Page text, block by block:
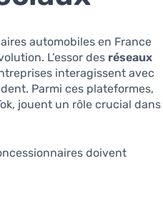
automobiles en France
L’essor des réseaux
interagissent avec
Parmi ces plateformes,
jouent un rôle crucial dans
doivent